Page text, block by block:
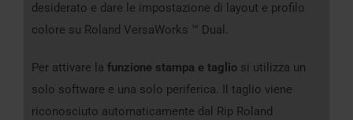
desiderato e dare le impostazione di layout e profilo
colore su Roland VersaWorks ™ Dual.
Per attivare la funzione stampa e taglio si utilizza un
solo software e una solo periferica. Il taglio viene
riconosciuto automaticamente dal Rip Roland